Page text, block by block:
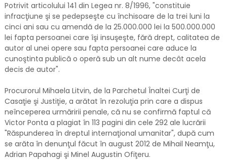
Potrivit articolului 141 din Legea nr. 8/1996, "constituie
infracţiune şi se pedepseşte cu închisoare de la trei luni la
cinci ani sau cu amendă de la 25.000.000 lei la 500.000.000
lei fapta persoanei care îşi insuşeşte, fără drept, calitatea de
autor al unei opere sau fapta persoanei care aduce la
cunoştinta publică o operă sub un alt nume decât acela
decis de autor".
Procurorul Mihaela Litvin, de la Parchetul Înaltei Curţi de
Casaţie şi Justiţie, a arătat în rezoluţia prin care a dispus
neînceperea urmăririi penale, că nu se confirmă faptul că
Victor Ponta a plagiat în 113 pagini din cele 292 ale lucrării
"Răspunderea în dreptul internaţional umanitar", după cum
se arăta în denunţul făcut în august 2012 de Mihail Neamţu,
Adrian Papahagi şi Minel Augustin Ofiţeru.